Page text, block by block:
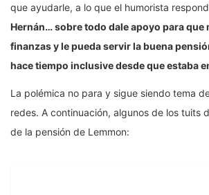
que ayudarle, a lo que el humorista
Hernán… sobre todo dale apoyo para que
finanzas y le pueda servir la buena
hace tiempo inclusive desde que estaba
La polémica no para y sigue siendo tema
redes. A continuación, algunos de los tuits
de la pensión de Lemmon: